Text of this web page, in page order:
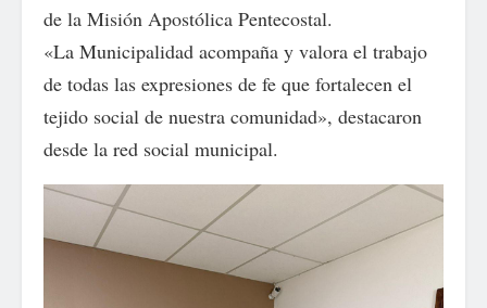
de la Misión Apostólica Pentecostal.
«La Municipalidad acompaña y valora el trabajo
de todas las expresiones de fe que fortalecen el
tejido social de nuestra comunidad», destacaron
desde la red social municipal.